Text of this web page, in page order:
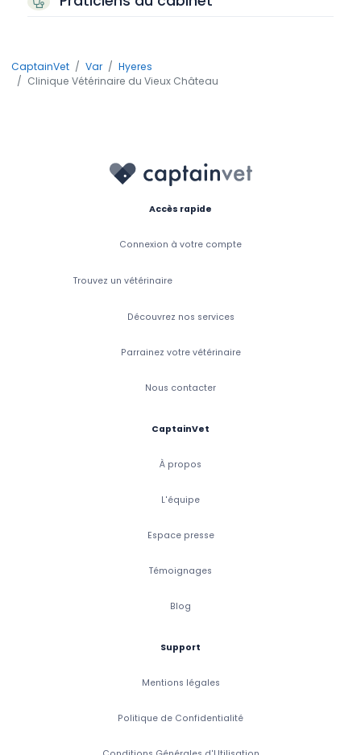
CaptainVet Var
Hyeres
Clinique Vétérinaire du Vieux Château
Accès rapide
Connexion à votre compte
Trouvez un vétérinaire
Découvrez nos services
Parrainez votre vétérinaire
Nous contacter
CaptainVet
À propos
L'équipe
Espace presse
Témoignages
Blog
Support
Mentions légales
Politique de Confidentialité